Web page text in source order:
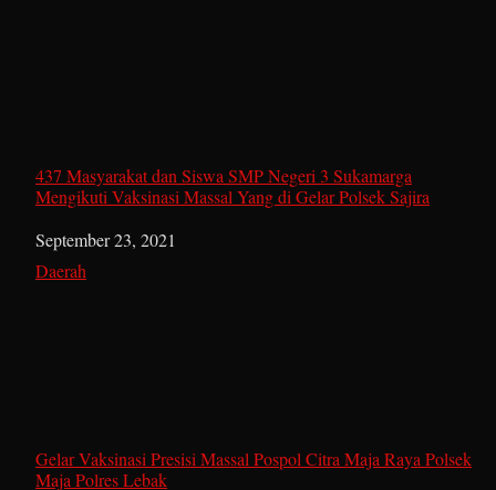
437 Masyarakat dan Siswa SMP Negeri 3 Sukamarga
Mengikuti Vaksinasi Massal Yang di Gelar Polsek Sajira
Date
September 23, 2021
In relation to
Daerah
Gelar Vaksinasi Presisi Massal Pospol Citra Maja Raya Polsek
Maja Polres Lebak